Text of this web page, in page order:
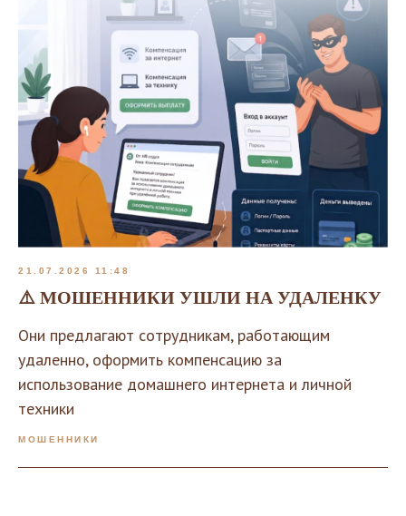
21.07.2026 11:48
⚠️ МОШЕННИКИ УШЛИ НА УДАЛЕНКУ
Они предлагают сотрудникам, работающим
удаленно, оформить компенсацию за
использование домашнего интернета и личной
техники
МОШЕННИКИ